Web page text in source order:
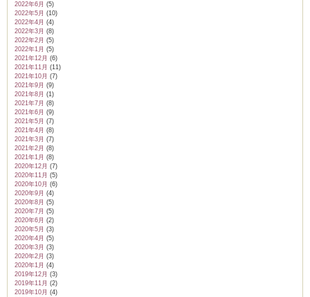
2022年6月 (5)
2022年5月 (10)
2022年4月 (4)
2022年3月 (8)
2022年2月 (5)
2022年1月 (5)
2021年12月 (6)
2021年11月 (11)
2021年10月 (7)
2021年9月 (9)
2021年8月 (1)
2021年7月 (8)
2021年6月 (9)
2021年5月 (7)
2021年4月 (8)
2021年3月 (7)
2021年2月 (8)
2021年1月 (8)
2020年12月 (7)
2020年11月 (5)
2020年10月 (6)
2020年9月 (4)
2020年8月 (5)
2020年7月 (5)
2020年6月 (2)
2020年5月 (3)
2020年4月 (5)
2020年3月 (3)
2020年2月 (3)
2020年1月 (4)
2019年12月 (3)
2019年11月 (2)
2019年10月 (4)